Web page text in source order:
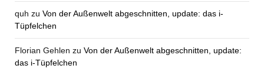
quh zu Von der Außenwelt abgeschnitten, update: das i-
Tüpfelchen
Florian Gehlen zu Von der Außenwelt abgeschnitten, update:
das i-Tüpfelchen